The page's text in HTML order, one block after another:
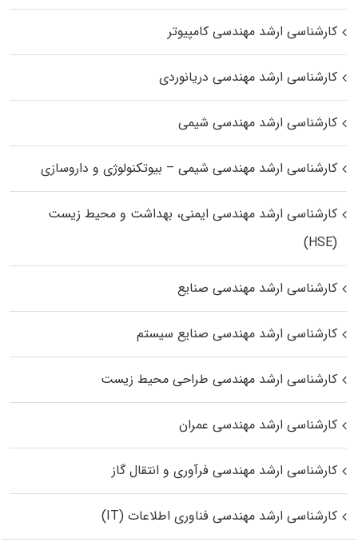
کارشناسی ارشد مهندسی کامپیوتر
کارشناسی ارشد مهندسی دریانوردی
کارشناسی ارشد مهندسی شیمی
کارشناسی ارشد مهندسی شیمی – بیوتکنولوژی و داروسازی
کارشناسی ارشد مهندسی ایمنی، بهداشت و محیط زیست
(HSE)
کارشناسی ارشد مهندسی صنایع
کارشناسی ارشد مهندسی صنایع سیستم
کارشناسی ارشد مهندسی طراحی محیط زیست
کارشناسی ارشد مهندسی عمران
کارشناسی ارشد مهندسی فرآوری و انتقال گاز
کارشناسی ارشد مهندسی فناوری اطلاعات (IT)